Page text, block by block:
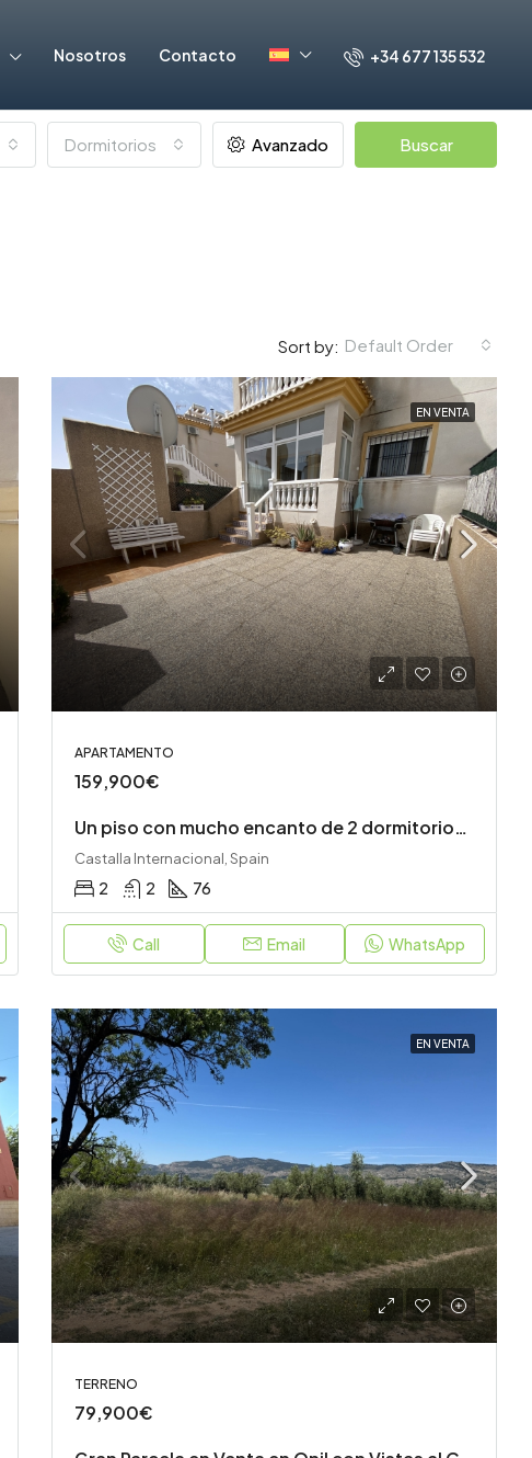
Nosotros Contacto +34 677 135 532
Dormitorios Avanzado Buscar
Sort by: Default Order
EN VENTA
APARTAMENTO
159,900€
Un piso con mucho encanto de 2 dormitorios y 2 baños
Castalla Internacional, Spain
2 2 76
Call Email WhatsApp
EN VENTA
TERRENO
79,900€